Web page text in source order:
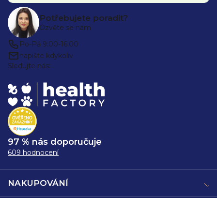
Potřebujete poradit?
Ozvěte se nám
Po-Pá 9:00-16:00
napište kdykoliv
Sledujte nás:
97 % nás doporučuje
609 hodnocení
NAKUPOVÁNÍ